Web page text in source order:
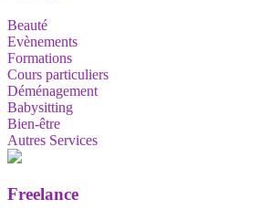
Beauté
Evènements
Formations
Cours particuliers
Déménagement
Babysitting
Bien-être
Autres Services
Freelance